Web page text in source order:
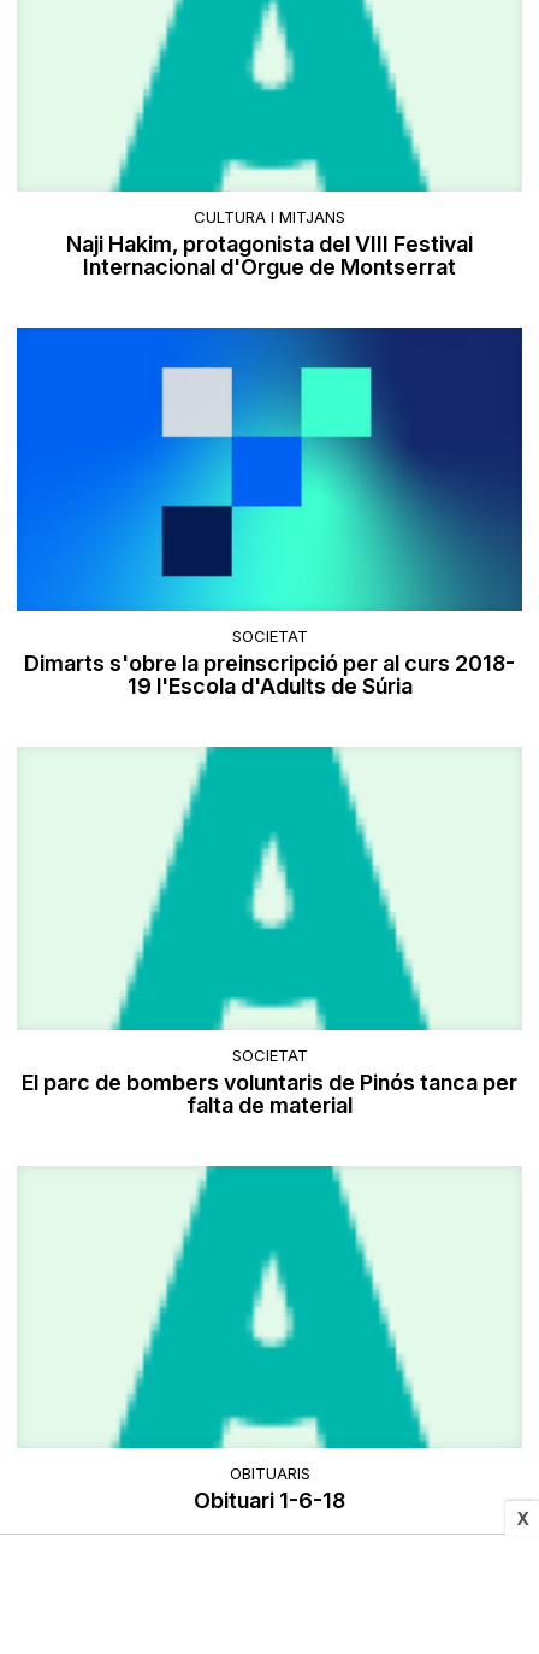
X
CULTURA I MITJANS
Naji Hakim, protagonista del VIII Festival
Internacional d'Orgue de Montserrat
SOCIETAT
Dimarts s'obre la preinscripció per al curs 2018-
19 l'Escola d'Adults de Súria
SOCIETAT
El parc de bombers voluntaris de Pinós tanca per
falta de material
OBITUARIS
Obituari 1-6-18